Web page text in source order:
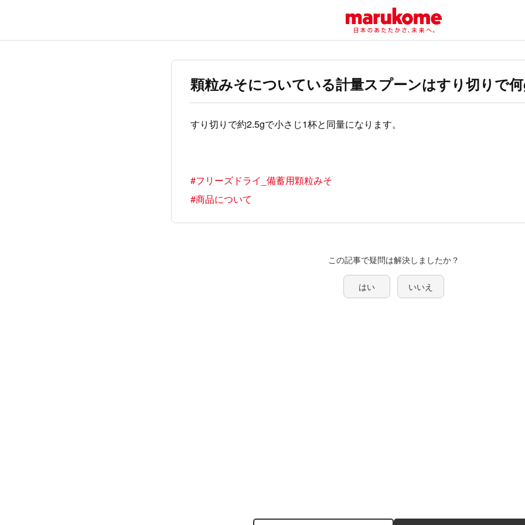
顆粒みそについている計量スプーンはすり切りで
すり切りで約2.5gで小さじ1杯と同量になります。
#フリーズドライ_備蓄用顆粒みそ
#商品について
この記事で疑問は解決しましたか？
はい いいえ